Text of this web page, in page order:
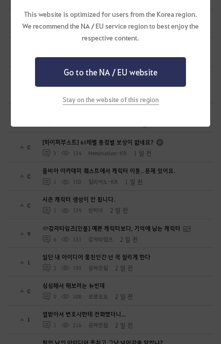
This website is optimized for users from the Korea region.
We recommend the NA / EU service region to best enjoy the
respective content.
Go to the NA / EU website
Stay on the website of this region
0
무량진경 대지서 제20경의 등장 4
0 41 천지의재림무량진경 1 일 전
0 42 천지의재림무량진경 1 일 전
길드 명성 이상이 없다고 GM이 글남겨서 사진찍어 제출합니다
0
[하이퍼부스트] 61레벨 동검별 보상이 없네요?
3 134 Hemination-KR 1 일 전
0
올비아 아카데미 퀘스트에서 캐릭터 이동.. 문제 있어요.
1 103 일리아노-KR 1 일 전
0
시즌 캐릭터 생성이 안 됩니다.
1 139 란미녀 2 일 전
9
🥔감자타임즈[인물] 예쁜 캐릭터보다, 기억에 남는 캐릭터
6 131 감자타임즈 2 일 전
1
일단 내 아이디어 훔친인간 넌 꼭 잘리게 한다
2 193 공짜안됨 2 일 전
0
심심해서 해보려는 뉴빈데
0 108 로뽀또또 2 일 전
1
열받아서 변호사한테 전화했더니...
1 216 공짜안됨 2 일 전